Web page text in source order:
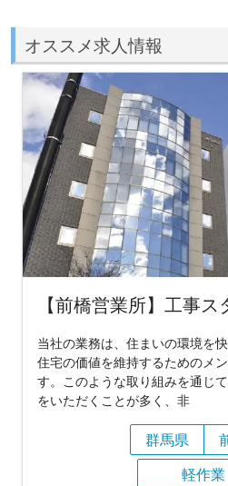
オススメ求人情報
【前橋営業所】工事ス
当社の業務は、住まいの環境を
住宅の価値を維持するためのメ
す。このような取り組みを通じ
をいただくことが多く、非
群馬県
軽作業